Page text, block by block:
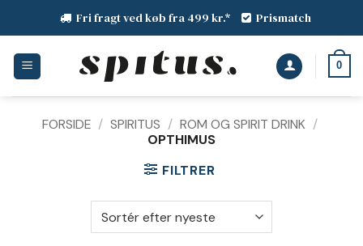
indhold
Fri fragt ved køb fra 499 kr.* Prismatch
0
FORSIDE / SPIRITUS / ROM OG SPIRIT DRINK /
OPTHIMUS
FILTRER